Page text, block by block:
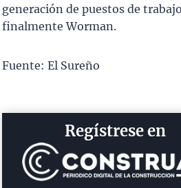
generación de puestos de
finalmente Worman.
Fuente: El Sureño
Regístrese en